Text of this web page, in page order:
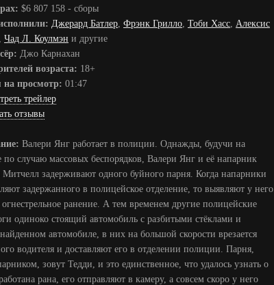
$6 807 158 - сборы
Джерард Батлер, Фрэнк Грилло, Тоби Хасс, Алексис
, Чад Л. Коулмэн и другие
Джо Карнахан
возраста: 18+
на просмотр: 01:47
трейлер
отзывы
Валери Янг работает в полиции. Однажды, будучи на
по случаю массовых беспорядков, Валери Янг и её напарник
задерживают одного буйного парня. Когда напарники
задержанного в полицейское отделение, то выявляют у него
огнестрельное ранение. А тем временем другие полицейские
одиноко стоящий автомобиль с разбитыми стёклами и
автомобиле, в них на большой скорости врезается
водителя и доставляют его в отделении полиции. Парня,
зовут Тедди, и это единственное, что удалось узнать о
рана, его отправляют в камеру, а совсем скоро у него